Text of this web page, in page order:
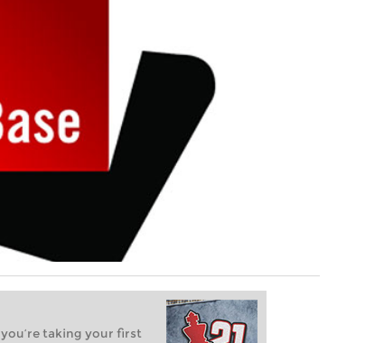
you’re taking your first